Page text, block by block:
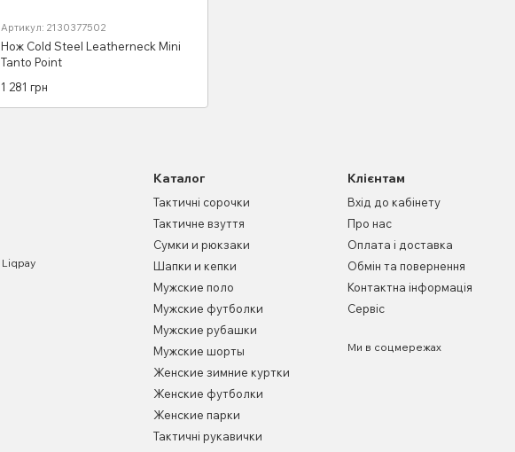
Артикул: 2130377502
Нож Cold Steel Leatherneck Mini
Tanto Point
1 281 грн
Каталог
Тактичні сорочки
Тактичне взуття
Сумки и рюкзаки
Шапки и кепки
Мужские поло
Мужские футболки
Мужские рубашки
Мужские шорты
Женские зимние куртки
Женские футболки
Женские парки
Тактичні рукавички
Клієнтам
Вхід до кабінету
Про нас
Оплата і доставка
Обмін та повернення
Контактна інформація
Сервіс
Ми в соцмережах